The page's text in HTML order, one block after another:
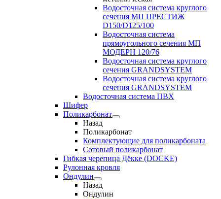
Водосточная система круглого
сечения МП ПРЕСТИЖ
D150/D125/100
Водосточная система
прямоугольного сечения МП
МОДЕРН 120/76
Водосточная система круглого
сечения GRANDSYSTEM
Водосточная система круглого
сечения GRANDSYSTEM
Водосточная система ПВХ
Шифер
Поликарбонат
Назад
Поликарбонат
Комплектующие для поликарбоната
Сотовый поликарбонат
Гибкая черепица Дёкке (DOCKE)
Рулонная кровля
Ондулин
Назад
Ондулин